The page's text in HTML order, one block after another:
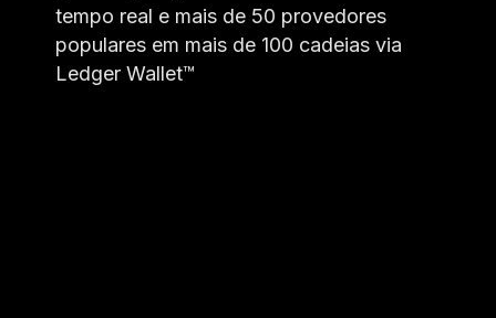
tempo real e mais de 50 provedores
populares em mais de 100 cadeias via
Ledger Wallet™